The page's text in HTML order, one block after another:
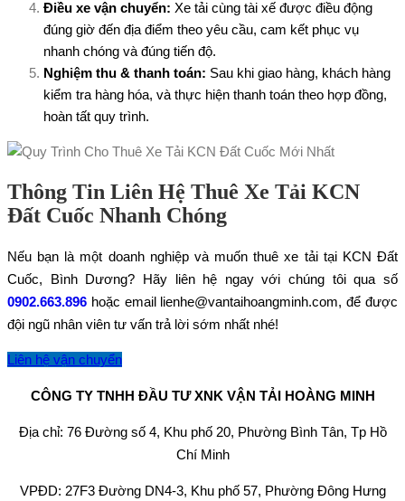
Điều xe vận chuyển: Xe tải cùng tài xế được điều động
đúng giờ đến địa điểm theo yêu cầu, cam kết phục vụ
nhanh chóng và đúng tiến độ.
Nghiệm thu & thanh toán: Sau khi giao hàng, khách hàng
kiểm tra hàng hóa, và thực hiện thanh toán theo hợp đồng,
hoàn tất quy trình.
Thông Tin Liên Hệ Thuê Xe Tải KCN
Đất Cuốc Nhanh Chóng
Nếu bạn là một doanh nghiệp và muốn thuê xe tải tại KCN Đất
Cuốc, Bình Dương? Hãy liên hệ ngay với chúng tôi qua số
0902.663.896 hoặc email lienhe@vantaihoangminh.com, để được
đội ngũ nhân viên tư vấn trả lời sớm nhất nhé!
Liên hệ vận chuyển
CÔNG TY TNHH ĐẦU TƯ XNK VẬN TẢI HOÀNG MINH
Địa chỉ: 76 Đường số 4, Khu phố 20, Phường Bình Tân, Tp Hồ
Chí Minh
VPĐD: 27F3 Đường DN4-3, Khu phố 57, Phường Đông Hưng